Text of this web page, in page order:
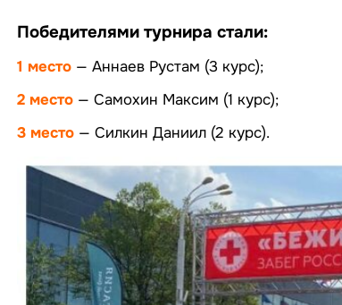
Победителями турнира стали:
1 место— Аннаев Рустам (3 курс);
2 место— Самохин Максим (1 курс);
3 место— Силкин Даниил (2 курс).